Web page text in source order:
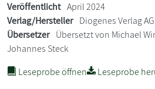
Veröffentlicht April 2024
Verlag/Hersteller Diogenes Verlag AG
Übersetzer Übersetzt von Michael
Johannes Steck
Leseprobe öffnen
Leseprobe